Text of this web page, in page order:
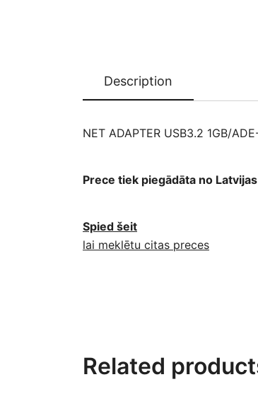
Description
NET ADAPTER USB3.2 1GB/
Prece tiek piegādāta no
Spied šeit
lai meklētu citas preces
Related